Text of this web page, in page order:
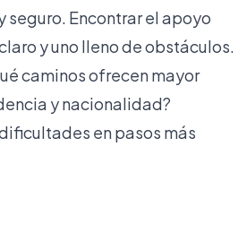
Encontrar el apoyo
y uno lleno de obstáculos.
caminos ofrecen mayor
y nacionalidad?
en pasos más